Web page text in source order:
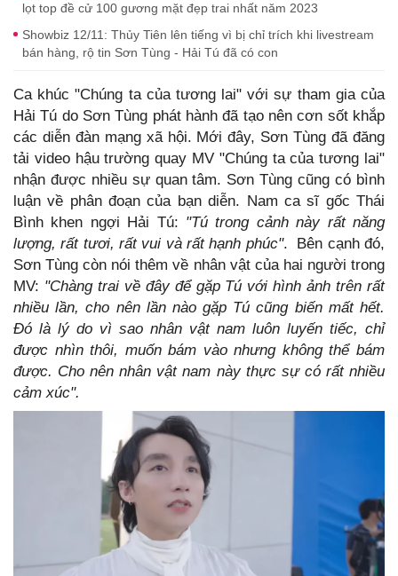
lọt top đề cử 100 gương mặt đẹp trai nhất năm 2023
Showbiz 12/11: Thủy Tiên lên tiếng vì bị chỉ trích khi livestream
bán hàng, rộ tin Sơn Tùng - Hải Tú đã có con
Ca khúc "Chúng ta của tương lai" với sự tham gia của
Hải Tú do Sơn Tùng phát hành đã tạo nên cơn sốt khắp
các diễn đàn mạng xã hội. Mới đây, Sơn Tùng đã đăng
tải video hậu trường quay MV "Chúng ta của tương lai"
nhận được nhiều sự quan tâm. Sơn Tùng cũng có bình
luận về phân đoạn của bạn diễn. Nam ca sĩ gốc Thái
Bình khen ngợi Hải Tú: "Tú trong cảnh này rất năng
lượng, rất tươi, rất vui và rất hạnh phúc". Bên cạnh đó,
Sơn Tùng còn nói thêm về nhân vật của hai người trong
MV: "Chàng trai về đây để gặp Tú với hình ảnh trên rất
nhiều lần, cho nên lần nào gặp Tú cũng biến mất hết.
Đó là lý do vì sao nhân vật nam luôn luyến tiếc, chỉ
được nhìn thôi, muốn bám vào nhưng không thể bám
được. Cho nên nhân vật nam này thực sự có rất nhiều
cảm xúc".